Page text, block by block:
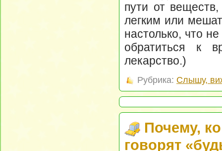
пути от
легким или
настолько, что
обратиться к
лекарство.)
Рубрика: Слышу,
Почему,
говорят